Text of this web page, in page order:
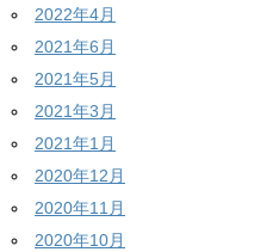
2022年4月
2021年6月
2021年5月
2021年3月
2021年1月
2020年12月
2020年11月
2020年10月